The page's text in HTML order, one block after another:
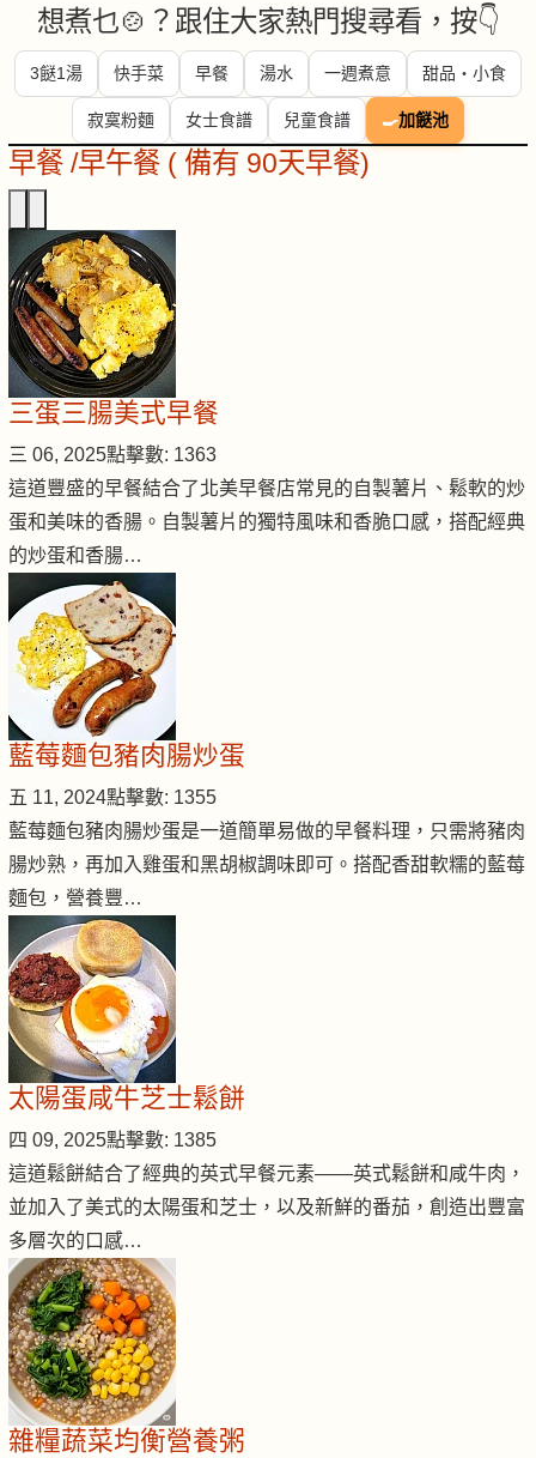
想煮乜🍲？跟住大家熱門搜尋看，按👇
3餸1湯 快手菜 早餐 湯水 一週煮意 甜品・小食
寂寞粉麵 女士食譜 兒童食譜 🍳加餸池
早餐 /早午餐 ( 備有 90天早餐)
三蛋三腸美式早餐
三 06, 2025點擊數: 1363
這道豐盛的早餐結合了北美早餐店常見的自製薯片、鬆軟的炒
蛋和美味的香腸。自製薯片的獨特風味和香脆口感，搭配經典
的炒蛋和香腸…
藍莓麵包豬肉腸炒蛋
五 11, 2024點擊數: 1355
藍莓麵包豬肉腸炒蛋是一道簡單易做的早餐料理，只需將豬肉
腸炒熟，再加入雞蛋和黑胡椒調味即可。搭配香甜軟糯的藍莓
麵包，營養豐…
太陽蛋咸牛芝士鬆餅
四 09, 2025點擊數: 1385
這道鬆餅結合了經典的英式早餐元素——英式鬆餅和咸牛肉，
並加入了美式的太陽蛋和芝士，以及新鮮的番茄，創造出豐富
多層次的口感…
雜糧蔬菜均衡營養粥